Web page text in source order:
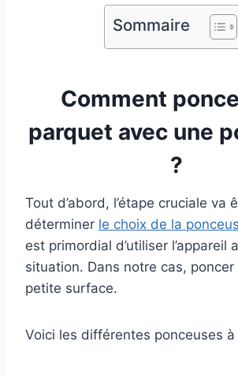
Sommaire
Comment
parquet avec une
?
Tout d’abord, l’étape cruciale va
déterminer le choix de la
est primordial d’utiliser l’appareil
situation. Dans notre cas,
petite surface.
Voici les différentes ponceuses